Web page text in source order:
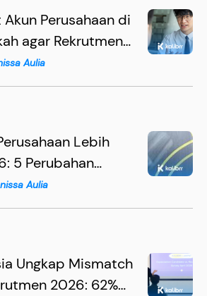
Perusahaan di
agar Rekrutmen
Aulia
Lebih
5 Perubahan
Dipahami HR
Aulia
Ungkap Mismatch
2026: 62%